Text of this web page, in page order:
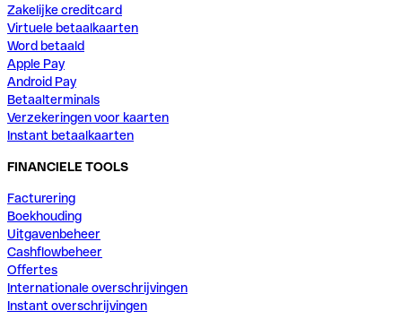
Zakelijke creditcard
Virtuele betaalkaarten
Word betaald
Apple Pay
Android Pay
Betaalterminals
Verzekeringen voor kaarten
Instant betaalkaarten
FINANCIELE TOOLS
Facturering
Boekhouding
Uitgavenbeheer
Cashflowbeheer
Offertes
Internationale overschrijvingen
Instant overschrijvingen